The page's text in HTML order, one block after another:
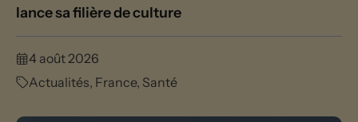
lance sa filière de culture
4 août 2026
Actualités, France, Santé